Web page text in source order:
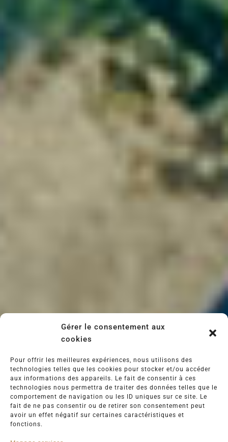
Gérer le consentement aux
cookies
Pour offrir les meilleures expériences, nous utilisons des
technologies telles que les cookies pour stocker et/ou accéder
aux informations des appareils. Le fait de consentir à ces
technologies nous permettra de traiter des données telles que le
comportement de navigation ou les ID uniques sur ce site. Le
fait de ne pas consentir ou de retirer son consentement peut
avoir un effet négatif sur certaines caractéristiques et
fonctions.